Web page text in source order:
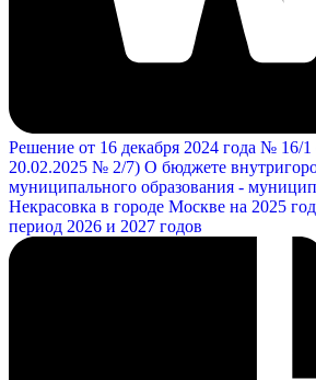
Решение от 16 декабря 2024 года № 16/1
20.02.2025 № 2/7) О бюджете
муниципального образования -
Некрасовка в городе Москве на 2025
период 2026 и 2027 годов